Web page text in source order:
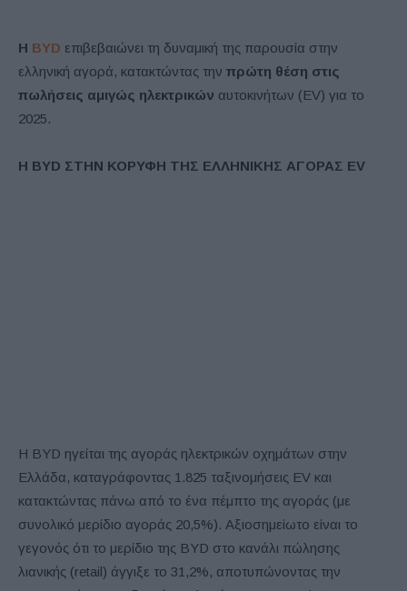
Η BYD επιβεβαιώνει τη δυναμική της παρουσία στην
ελληνική αγορά, κατακτώντας την πρώτη θέση στις
πωλήσεις αμιγώς ηλεκτρικών αυτοκινήτων (EV) για το
2025.
Η BYD ΣΤΗΝ ΚΟΡΥΦΗ ΤΗΣ ΕΛΛΗΝΙΚΗΣ ΑΓΟΡΑΣ EV
Η BYD ηγείται της αγοράς ηλεκτρικών οχημάτων στην
Ελλάδα, καταγράφοντας 1.825 ταξινομήσεις EV και
κατακτώντας πάνω από το ένα πέμπτο της αγοράς (με
συνολικό μερίδιο αγοράς 20,5%). Αξιοσημείωτο είναι το
γεγονός ότι το μερίδιο της BYD στο κανάλι πώλησης
λιανικής (retail) άγγιξε το 31,2%, αποτυπώνοντας την